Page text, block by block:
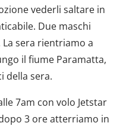
vederli saltare in
Due maschi
sera rientriamo a
il fiume Paramatta,
della sera.
7am con volo Jetstar
3 ore atterriamo in